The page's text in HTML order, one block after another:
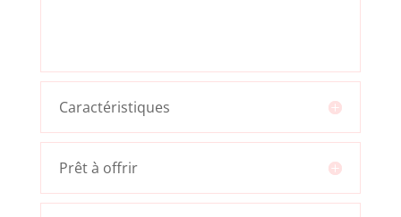
Caractéristiques
Prêt à offrir